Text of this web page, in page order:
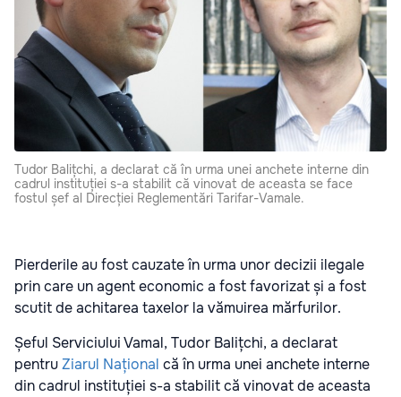
Tudor Balițchi, a declarat că în urma unei anchete interne din
cadrul instituției s-a stabilit că vinovat de aceasta se face
fostul șef al Direcției Reglementări Tarifar-Vamale.
Pierderile au fost cauzate în urma unor decizii ilegale
prin care un agent economic a fost favorizat și a fost
scutit de achitarea taxelor la vămuirea mărfurilor.
Șeful Serviciului Vamal, Tudor Balițchi, a declarat
pentruZiarul Național că în urma unei anchete interne
din cadrul instituției s-a stabilit că vinovat de aceasta